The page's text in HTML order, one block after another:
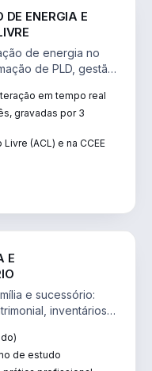
ENERGIA E
de energia no
de PLD, gestão
em tempo real
gravadas por 3
(ACL) e na CCEE
E
e sucessório:
inventários
de estudo